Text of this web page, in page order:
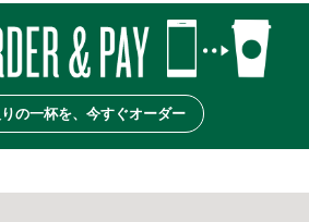
の一杯を、今すぐオーダー